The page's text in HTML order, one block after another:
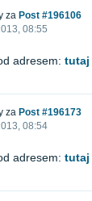
za Post #196106
08:55
adresem: tutaj
za Post #196173
08:54
adresem: tutaj